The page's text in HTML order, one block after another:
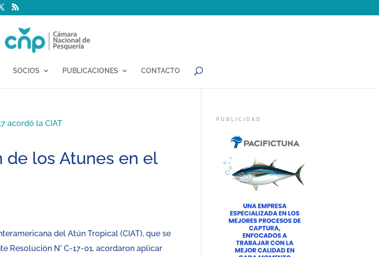
SOCIOS PUBLICACIONES CONTACTO
de los Atunes en el
del Atún Tropical (CIAT), que se
Resolución N° C-17-01, acordaron aplicar